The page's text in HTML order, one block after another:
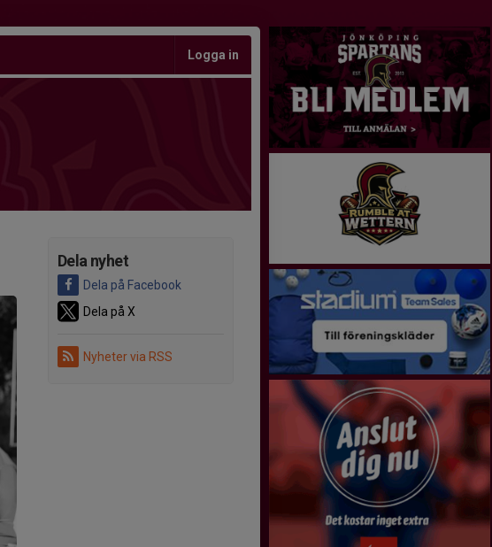
Logga in
Dela nyhet
Dela på Facebook
Dela på X
Nyheter via RSS